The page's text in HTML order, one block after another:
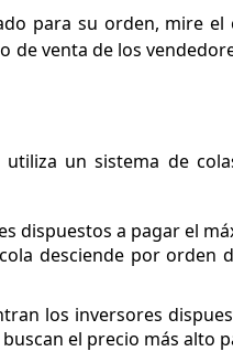
para su orden, mire
de venta de los
un sistema de
dispuestos a pagar el
desciende por orden
los inversores
el precio más alto